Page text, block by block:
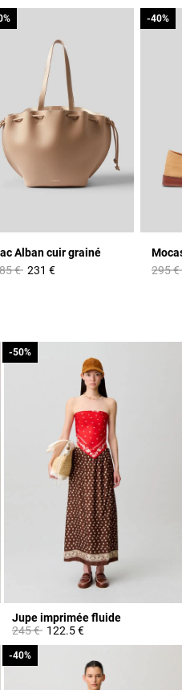
Alban cuir grainé
réduit à partir de
€à231 €
Prix
295 €
-40%
-40%
de
Jupe imprimée fluide
Prix réduit à partir de
245 €à
-50%
122.5 €
-50%
-40%
-40%